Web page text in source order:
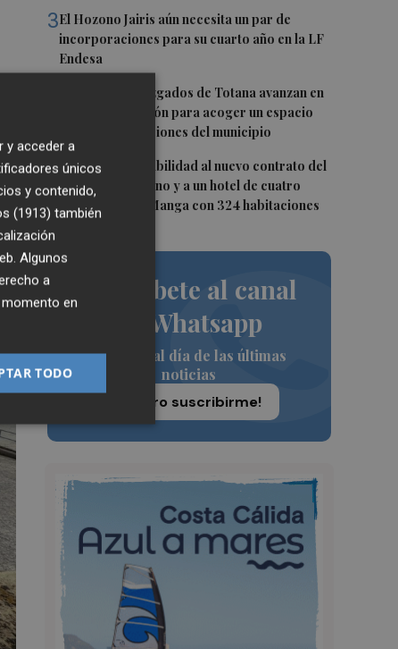
3El Hozono Jairis aún necesita un par de
incorporaciones para su cuarto año en la LF
Endesa
Los antiguos Juzgados de Totana avanzan en
su transformación para acoger un espacio
para las asociaciones del municipio
5 San Javier da viabilidad al nuevo contrato del
transporte urbano y a un hotel de cuatro
estrellas en La Manga con 324 habitaciones
Suscríbete al canal
de Whatsapp
Siempre al día de las últimas
noticias
¡Quiero suscribirme!
y acceder a
únicos
y contenido,
(1913) también
Algunos
a
en
TODO